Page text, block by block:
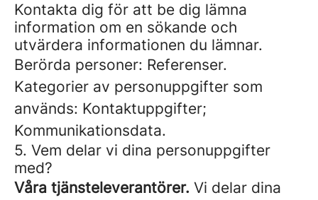
Kontakta dig för att be dig lämna
information om en sökande och
utvärdera informationen du lämnar.
Berörda personer: Referenser.
Kategorier av personuppgifter som
används: Kontaktuppgifter;
Kommunikationsdata.
5. Vem delar vi dina personuppgifter
med?
Våra tjänsteleverantörer. Vi delar dina